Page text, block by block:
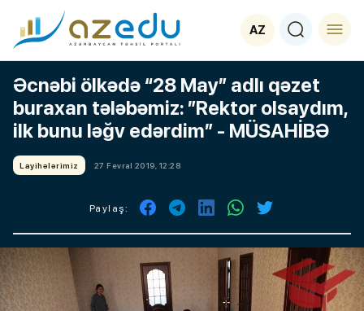
AZ
Əcnəbi ölkədə “28 May” adlı qəzet
buraxan tələbəmiz: ”Rektor olsaydım,
ilk bunu ləğv edərdim” - MÜSAHİBƏ
Layihələrimiz 27 Fevral 2019, 12:28
Paylaş: